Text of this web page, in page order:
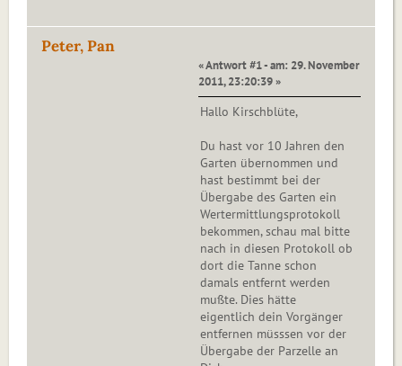
Peter, Pan
« Antwort #1 - am: 29. November
2011, 23:20:39 »
Hallo Kirschblüte,
Du hast vor 10 Jahren den
Garten übernommen und
hast bestimmt bei der
Übergabe des Garten ein
Wertermittlungsprotokoll
bekommen, schau mal bitte
nach in diesen Protokoll ob
dort die Tanne schon
damals entfernt werden
mußte. Dies hätte
eigentlich dein Vorgänger
entfernen müsssen vor der
Übergabe der Parzelle an